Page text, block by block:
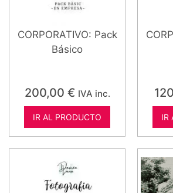
CORPORATIVO: Pack
Básico
200,00 € IVA inc.
IR AL PRODUCTO IR